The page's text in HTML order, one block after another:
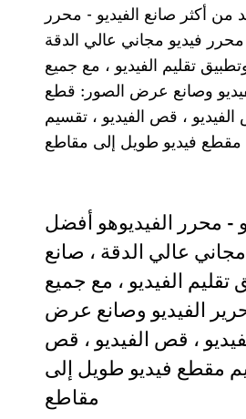
من أكثر صانع الفيديو - محرر
فيديو مجاني عالي الدقة
تقليم الفيديو ، مع جميع
وصانع عرض الصور: قطع
الفيديو ، قص الفيديو ، تقسيم
مقطع فيديو طويل إلى مقاطع
- محرر الفيديوهو أفضل
عالي الدقة ، صانع
تقليم الفيديو ، مع جميع
الفيديو وصانع عرض
، قص الفيديو ، قص
مقطع فيديو طويل إلى
مقاطع